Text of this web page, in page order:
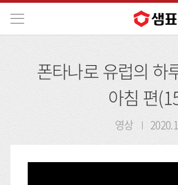
폰타나로 유럽의 하
아침 편
영상